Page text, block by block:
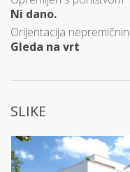
Ni dano.
Orijentacija
Gleda na vrt
SLIKE